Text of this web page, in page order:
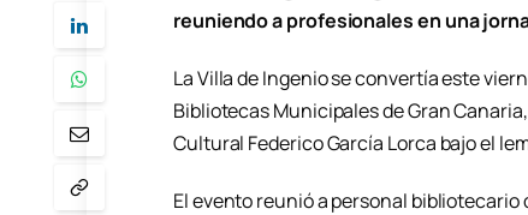
reuniendo a profesionales en una
La Villa de Ingenio se convertía este
Bibliotecas Municipales de Gran
Cultural Federico García Lorca bajo el
El evento reunió a personal